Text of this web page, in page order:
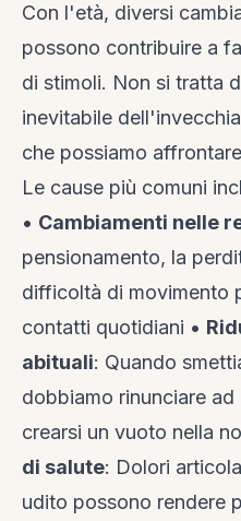
Con l'età, diversi
possono contribuire a
di stimoli. Non si tratta
inevitabile
che possiamo
Le cause più comuni
• Cambiamenti nelle
pensionamento, la
difficoltà di movimento
contatti quotidiani •
abituali: Quando
dobbiamo rinunciare
crearsi un vuoto nella
di salute: Dolori
udito possono rendere